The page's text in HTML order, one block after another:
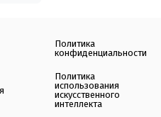
Политика
конфиденциальности
Политика
использования
искусственного
интеллекта